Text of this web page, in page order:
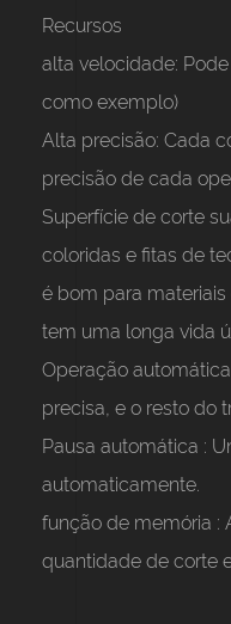
Recursos
alta velocidade:
como exemplo)
Alta precisão: Cada
precisão de cada
Superfície de corte
coloridas e fitas de
é bom para
tem uma longa vida
Operação
precisa, e o resto do
Pausa automática :
automaticamente.
função de memória :
quantidade de corte